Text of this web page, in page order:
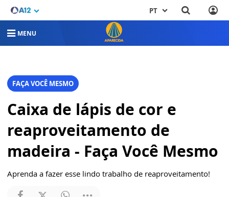
PT
MENU
FAÇA VOCÊ MESMO
Caixa de lápis de cor e
reaproveitamento de
madeira - Faça Você Mesmo
Aprenda a fazer esse lindo trabalho de reaproveitamento!